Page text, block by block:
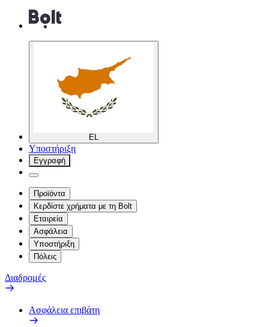
EL
Υποστήριξη
Εγγραφή
Προϊόντα
Κερδίστε χρήματα με τη Bolt
Εταιρεία
Ασφάλεια
Υποστήριξη
Πόλεις
Διαδρομές
Ασφάλεια επιβάτη